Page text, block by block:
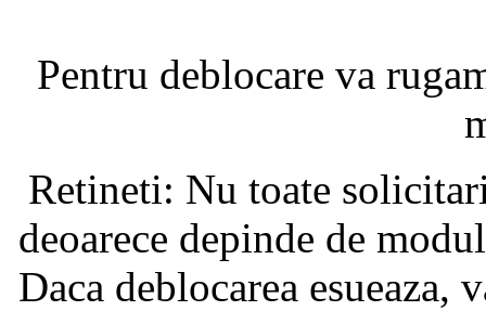
Pentru deblocare va
Retineti: Nu toate
deoarece depinde de
Daca deblocarea